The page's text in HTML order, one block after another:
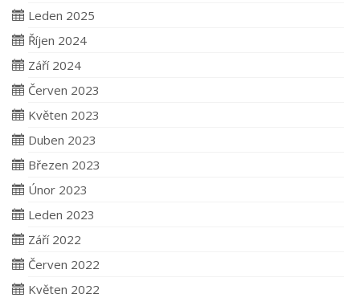
Leden 2025
Říjen 2024
Září 2024
Červen 2023
Květen 2023
Duben 2023
Březen 2023
Únor 2023
Leden 2023
Září 2022
Červen 2022
Květen 2022